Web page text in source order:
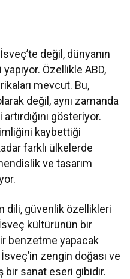
değil, dünyanın
Özellikle ABD,
mevcut. Bu,
değil, aynı zamanda
gösteriyor.
kaybettiği
farklı ülkelerde
ve tasarım
dili, güvenlik özellikleri
kültürünün bir
benzetme yapacak
zengin doğası ve
bir sanat eseri gibidir.